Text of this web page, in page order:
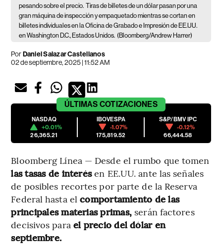
pesando sobre el precio. Tiras de billetes de un dólar pasan por una
gran máquina de inspección y empaquetado mientras se cortan en
billetes individuales en la Oficina de Grabado e Impresión de EE.UU.
en Washington D.C., Estados Unidos. (Bloomberg/Andrew Harrer)
PorDaniel Salazar Castellanos
02 de septiembre, 2025 | 11:52 AM
ÚLTIMAS COTIZACIONES
NASDAQ
+0.01%
26,365.21
IBOVESPA
-1.07%
175,819.52
S&P/BMV IPC
-0.12%
66,444.58
Bloomberg Línea — Desde el rumbo que tomen
las tasas de interésen EE.UU. ante las señales
de posibles recortes por parte de la Reserva
Federal hasta elcomportamiento de las
principales materias primas, serán factores
decisivos para el precio del dólar en
septiembre.